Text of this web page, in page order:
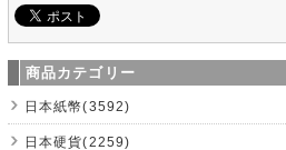
商品カテゴリー
日本紙幣(3592)
日本硬貨(2259)